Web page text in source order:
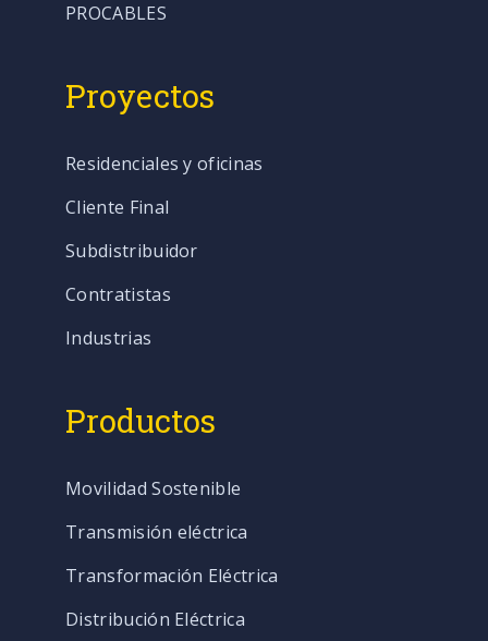
PROCABLES
Proyectos
Residenciales y oficinas
Cliente Final
Subdistribuidor
Contratistas
Industrias
Productos
Movilidad Sostenible
Transmisión eléctrica
Transformación Eléctrica
Distribución Eléctrica